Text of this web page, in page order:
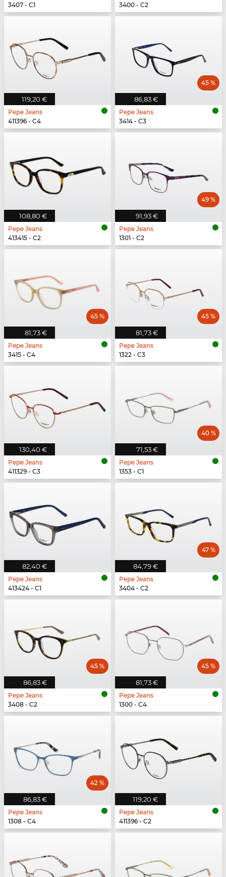
3407 - C1
3400 - C2
119,20 €
Pepe Jeans
411396 - C4
86,83 €
45 %
Pepe Jeans
3414 - C3
108,80 €
Pepe Jeans
413415 - C2
91,93 €
49 %
Pepe Jeans
1301 - C2
81,73 €
45 %
Pepe Jeans
3415 - C4
81,73 €
45 %
Pepe Jeans
1322 - C3
130,40 €
Pepe Jeans
411329 - C3
71,53 €
40 %
Pepe Jeans
1353 - C1
82,40 €
Pepe Jeans
413424 - C1
84,79 €
47 %
Pepe Jeans
3404 - C2
86,83 €
45 %
Pepe Jeans
3408 - C2
81,73 €
45 %
Pepe Jeans
1300 - C4
86,83 €
42 %
Pepe Jeans
1308 - C4
119,20 €
Pepe Jeans
411396 - C2